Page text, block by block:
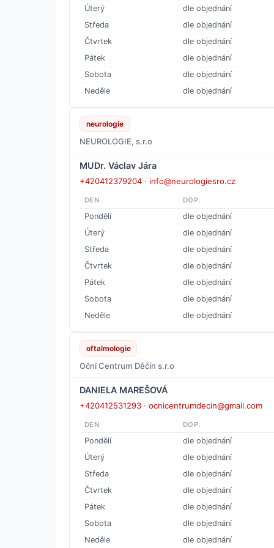
Úterý
dle objednání
Středa
dle objednání
Čtvrtek
dle objednání
Pátek
dle objednání
Sobota
dle objednání
Neděle
dle objednání
neurologie
NEUROLOGIE, s.r.o
MUDr. Václav Jára
+420412379204 · info@neurologiesro.cz
DEN DOP.
Pondělí
dle objednání
Úterý
dle objednání
Středa
dle objednání
Čtvrtek
dle objednání
Pátek
dle objednání
Sobota
dle objednání
Neděle
dle objednání
oftalmologie
Oční Centrum Děčín s.r.o
DANIELA MAREŠOVÁ
+420412531293 · ocnicentrumdecin@gmail.com
DEN DOP.
Pondělí
dle objednání
Úterý
dle objednání
Středa
dle objednání
Čtvrtek
dle objednání
Pátek
dle objednání
Sobota
dle objednání
Neděle
dle objednání